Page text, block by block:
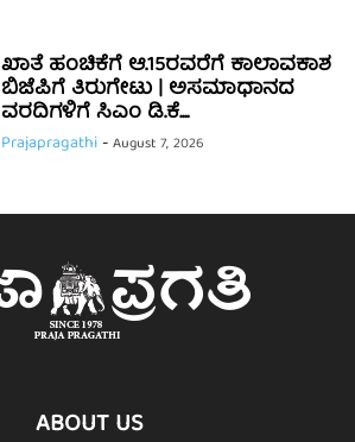
ಖಾತೆ ಹಂಚಿಕೆಗೆ ಆ.15ರವರೆಗೆ ಕಾಲಾವಕಾಶ
ಬಿಜೆಪಿಗೆ ತಿರುಗೇಟು | ಅಸಮಾಧಾನದ
ವರದಿಗಳಿಗೆ ಸಿಎಂ ಡಿ.ಕೆ....
Prajapragathi-August 7, 2026
ABOUT US